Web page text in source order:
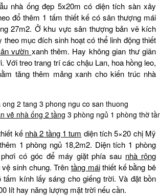
nhà ống đẹp 5x20m có diện tích sàn xây
đổ thêm 1 tấm thiết kế có sân thượng mái
27m2. Ở khu vực sân thượng bản vẽ kích
theo mục đích sinh hoạt có thể linh động thiết
vườn xanh thêm. Hay không gian thư giãn
Với treo trang trí các chậu Lan, hoa hồng leo,
tăng thêm mảng xanh cho kiến trúc nhà
vẽ nhà ống 2 tầng 3 phòng ngủ 1 phòng thờ
kế nhà 2 tầng 1 tum diện tích 5×20 chị Mỹ
1 phòng ngủ 18,2m2. Diện tích 1 phòng
có góc để máy giặt phía sau nhà rộng
sinh chung. Trên tầng máithiết kế bằng bê
tấm kính lấy sáng cho giếng trời. Và đặt bồn
lít hay năng lượng mặt trời nếu cần.